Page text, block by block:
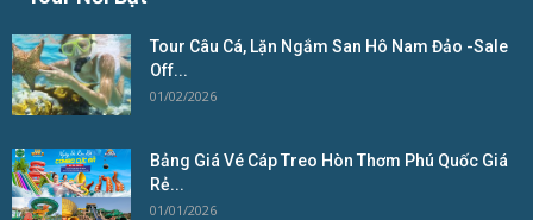
Tour Câu Cá, Lặn Ngắm San Hô Nam Đảo -Sale
Off...
01/02/2026
Bảng Giá Vé Cáp Treo Hòn Thơm Phú Quốc Giá
Rẻ...
01/01/2026